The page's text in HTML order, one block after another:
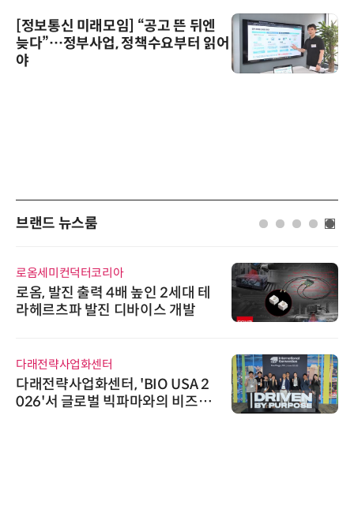
[정보통신 미래모임] “공고 뜬 뒤엔
늦다”…정부사업, 정책수요부터 읽어
야
브랜드 뉴스룸
로옴세미컨덕터코리아
로옴, 발진 출력 4배 높인 2세대 테
라헤르츠파 발진 디바이스 개발
다래전략사업화센터
다래전략사업화센터, 'BIO USA 2
026'서 글로벌 빅파마와의 비즈니